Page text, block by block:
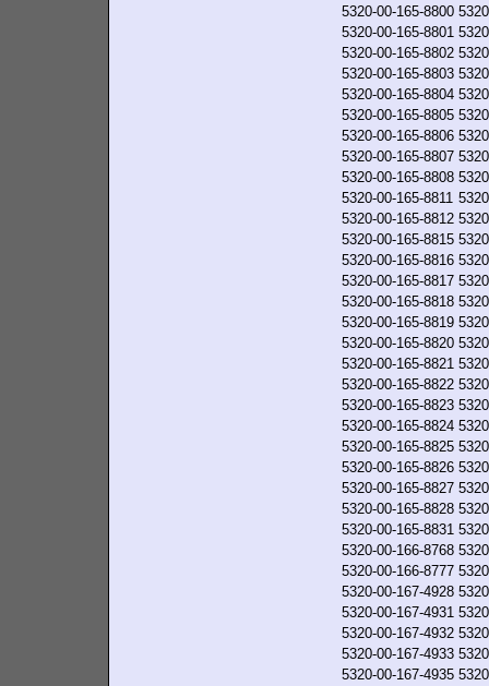
5320-00-165-8800
5320-00-165-8801
5320-00-165-8802
5320-00-165-8803
5320-00-165-8804
5320-00-165-8805
5320-00-165-8806
5320-00-165-8807
5320-00-165-8808
5320-00-165-8811
5320-00-165-8812
5320-00-165-8815
5320-00-165-8816
5320-00-165-8817
5320-00-165-8818
5320-00-165-8819
5320-00-165-8820
5320-00-165-8821
5320-00-165-8822
5320-00-165-8823
5320-00-165-8824
5320-00-165-8825
5320-00-165-8826
5320-00-165-8827
5320-00-165-8828
5320-00-165-8831
5320-00-166-8768
5320-00-166-8777
5320-00-167-4928
5320-00-167-4931
5320-00-167-4932
5320-00-167-4933
5320-00-167-4935